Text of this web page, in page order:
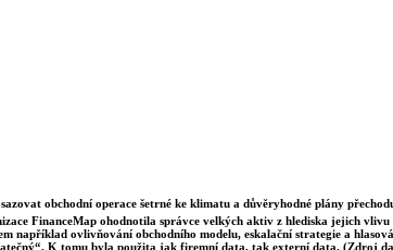
obchodní operace šetrné ke klimatu a důvěryhodné plány
FinanceMap ohodnotila správce velkých aktiv z hlediska jejich
ovlivňování obchodního modelu, eskalační strategie a
K tomu byla použita jak firemní data, tak externí data. (Zdroj